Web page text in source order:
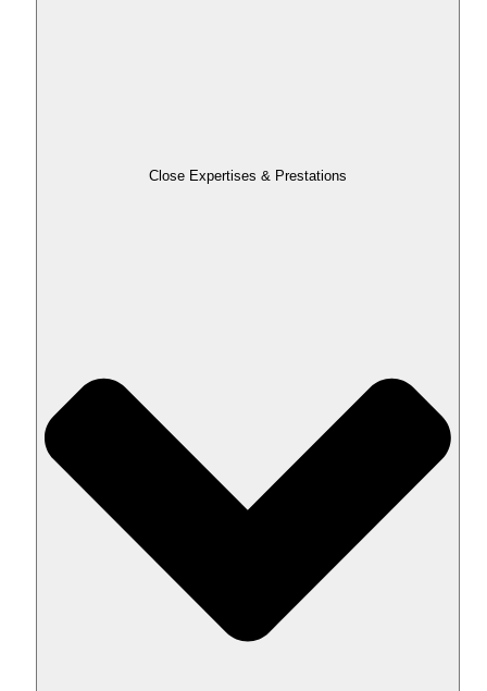
Close Expertises & Prestations